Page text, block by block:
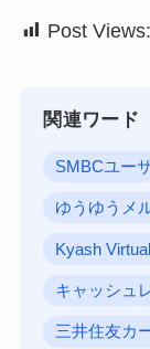
Post Views:
関連ワード
SMBCユー
ゆうゆうメ
Kyash Virtual
キャッシュ
三井住友カ